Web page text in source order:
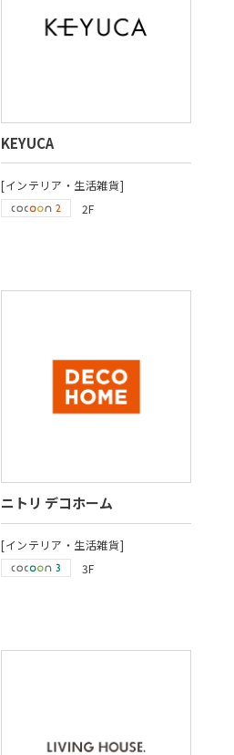
KEYUCA
[インテリア・生活雑貨]
2F
ニトリ デコホーム
[インテリア・生活雑貨]
3F